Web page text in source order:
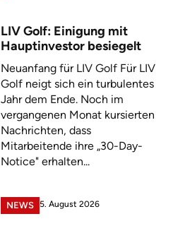
LIV Golf: Einigung mit
Hauptinvestor besiegelt
Neuanfang für LIV Golf Für LIV
Golf neigt sich ein turbulentes
Jahr dem Ende. Noch im
vergangenen Monat kursierten
Nachrichten, dass
Mitarbeitende ihre „30-Day-
Notice" erhalten...
NEWS 5. August 2026